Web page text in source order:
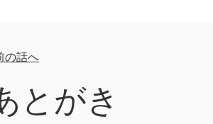
の話へ
とがき